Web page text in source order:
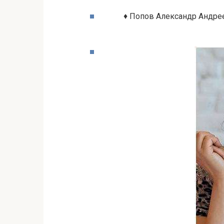
♦ Попов Александр